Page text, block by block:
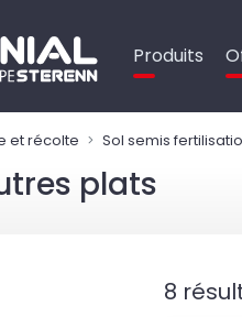
Produits
et récolte Sol semis
plats
8